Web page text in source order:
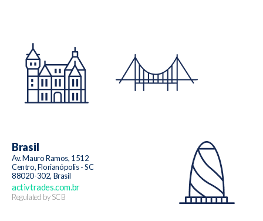
Brasil
Av. Mauro Ramos, 1512
Centro, Florianópolis - SC
88020-302, Brasil
activtrades.com.br
Regulated by SCB